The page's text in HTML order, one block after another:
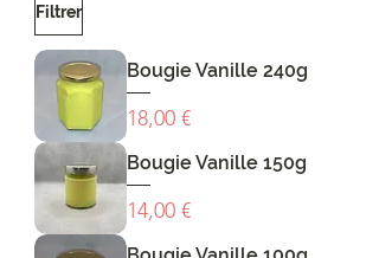
Filtrer
Bougie Vanille 240g
Prix
18,00 €
Bougie Vanille 150g
Prix
14,00 €